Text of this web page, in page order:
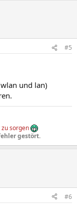
#5
und lan)
sorgen
gestört.
#6